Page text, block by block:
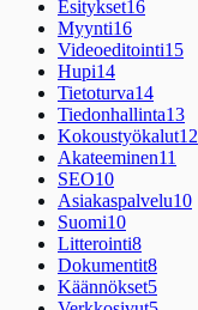
Esitykset16
Myynti16
Videoeditointi15
Hupi14
Tietoturva14
Tiedonhallinta13
Kokoustyökalut12
Akateeminen11
SEO10
Asiakaspalvelu10
Suomi10
Litterointi8
Dokumentit8
Käännökset5